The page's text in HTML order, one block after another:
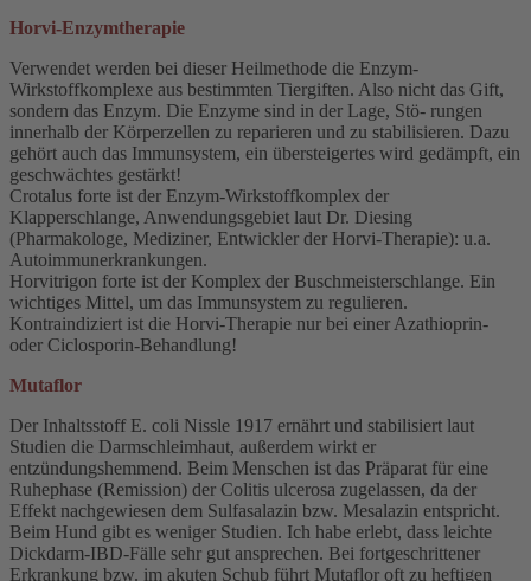
Horvi-Enzymtherapie
Verwendet werden bei dieser Heilmethode die Enzym-
Wirkstoffkomplexe aus bestimmten Tiergiften. Also nicht das Gift,
sondern das Enzym. Die Enzyme sind in der Lage, Stö- rungen
innerhalb der Körperzellen zu reparieren und zu stabilisieren. Dazu
gehört auch das Immunsystem, ein übersteigertes wird gedämpft, ein
geschwächtes gestärkt!
Crotalus forte ist der Enzym-Wirkstoffkomplex der
Klapperschlange, Anwendungsgebiet laut Dr. Diesing
(Pharmakologe, Mediziner, Entwickler der Horvi-Therapie): u.a.
Autoimmunerkrankungen.
Horvitrigon forte ist der Komplex der Buschmeisterschlange. Ein
wichtiges Mittel, um das Immunsystem zu regulieren.
Kontraindiziert ist die Horvi-Therapie nur bei einer Azathioprin-
oder Ciclosporin-Behandlung!
Mutaflor
Der Inhaltsstoff E. coli Nissle 1917 ernährt und stabilisiert laut
Studien die Darmschleimhaut, außerdem wirkt er
entzündungshemmend. Beim Menschen ist das Präparat für eine
Ruhephase (Remission) der Colitis ulcerosa zugelassen, da der
Effekt nachgewiesen dem Sulfasalazin bzw. Mesalazin entspricht.
Beim Hund gibt es weniger Studien. Ich habe erlebt, dass leichte
Dickdarm-IBD-Fälle sehr gut ansprechen. Bei fortgeschrittener
Erkrankung bzw. im akuten Schub führt Mutaflor oft zu heftigen